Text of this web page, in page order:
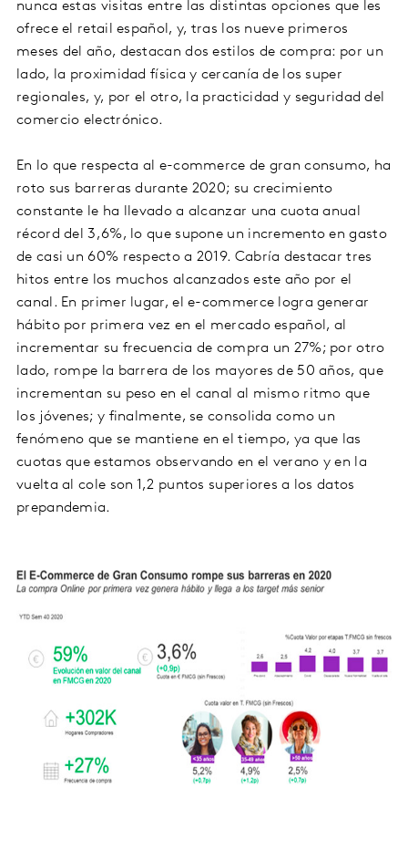
nunca estas visitas entre las distintas opciones que les
ofrece el retail español, y, tras los nueve primeros
meses del año, destacan dos estilos de compra: por un
lado, la proximidad física y cercanía de los super
regionales, y, por el otro, la practicidad y seguridad del
comercio electrónico.
En lo que respecta al e-commerce de gran consumo, ha
roto sus barreras durante 2020; su crecimiento
constante le ha llevado a alcanzar una cuota anual
récord del 3,6%, lo que supone un incremento en gasto
de casi un 60% respecto a 2019. Cabría destacar tres
hitos entre los muchos alcanzados este año por el
canal. En primer lugar, el e-commerce logra generar
hábito por primera vez en el mercado español, al
incrementar su frecuencia de compra un 27%; por otro
lado, rompe la barrera de los mayores de 50 años, que
incrementan su peso en el canal al mismo ritmo que
los jóvenes; y finalmente, se consolida como un
fenómeno que se mantiene en el tiempo, ya que las
cuotas que estamos observando en el verano y en la
vuelta al cole son 1,2 puntos superiores a los datos
prepandemia.